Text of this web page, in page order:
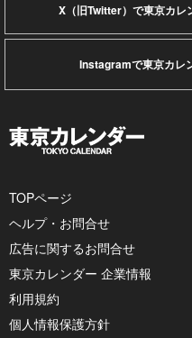
X（旧Twitter）で東京カレ
Instagramで東京カレ
TOPページ
ヘルプ・お問合せ
広告に関するお問合せ
東京カレンダー 企業情報
利用規約
個人情報保護方針